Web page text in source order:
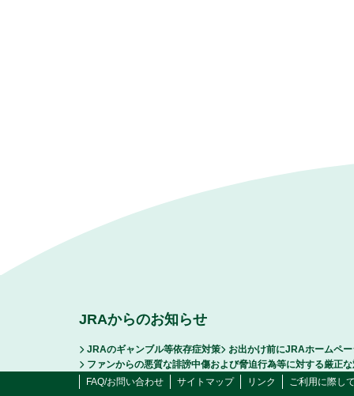
JRAからのお知らせ
JRAのギャンブル等依存症対策
お出かけ前にJRAホームペ
ファンからの悪質な誹謗中傷および脅迫行為等に対する厳正
FAQ/お問い合わせ
サイトマップ リンク ご利用に際し